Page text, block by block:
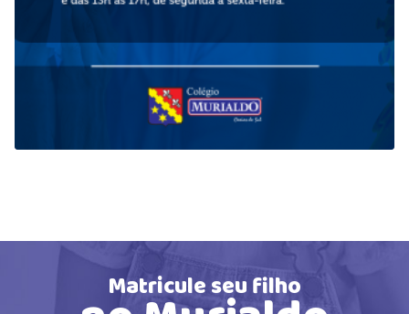
Matricule seu filho